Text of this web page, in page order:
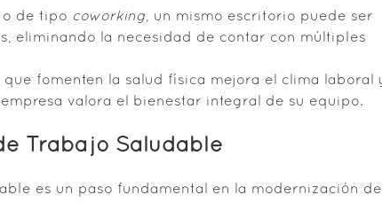
o de tipo coworking , un mismo escritorio puede ser
eliminando la necesidad de contar con múltiples
fomenten la salud física mejora el clima laboral
valora el bienestar integral de su equipo.
Trabajo Saludable
es un paso fundamental en la modernización de